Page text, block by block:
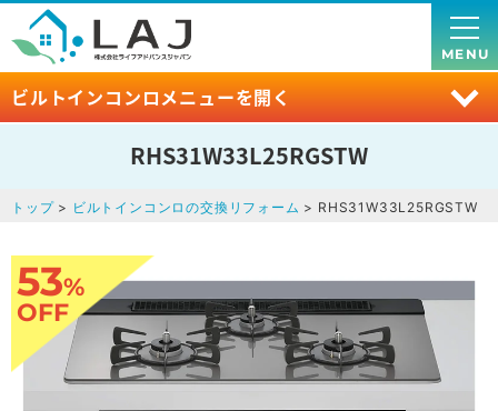
ビルトインコンロメニューを開く
MENU
RHS31W33L25RGSTW
トップ> ビルトインコンロの交換リフォーム > RHS31W33L25RGSTW
53%
OFF